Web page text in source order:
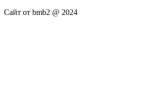
Сайт от bmb2 @ 2024